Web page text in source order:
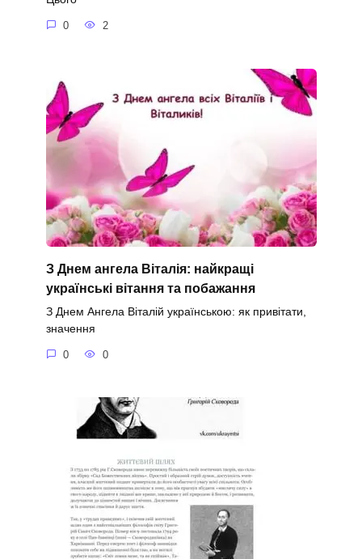
0 2
З Днем ангела Віталія: найкращі
українські вітання та побажання
З Днем Ангела Віталій українською: як привітати,
значення
0 0